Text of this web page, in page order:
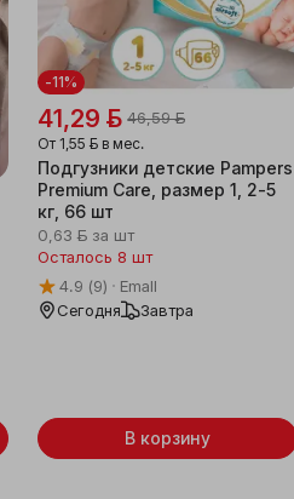
-11%
41,29 ƃ 46,59 ƃ
От1,55 ƃ в мес.
Подгузники детские Pampers
Premium Care, размер 1, 2-5
кг, 66 шт
0,63 ƃ за шт
Осталось 8 шт
4.9 (9)
Emall
Сегодня
Завтра
В корзину